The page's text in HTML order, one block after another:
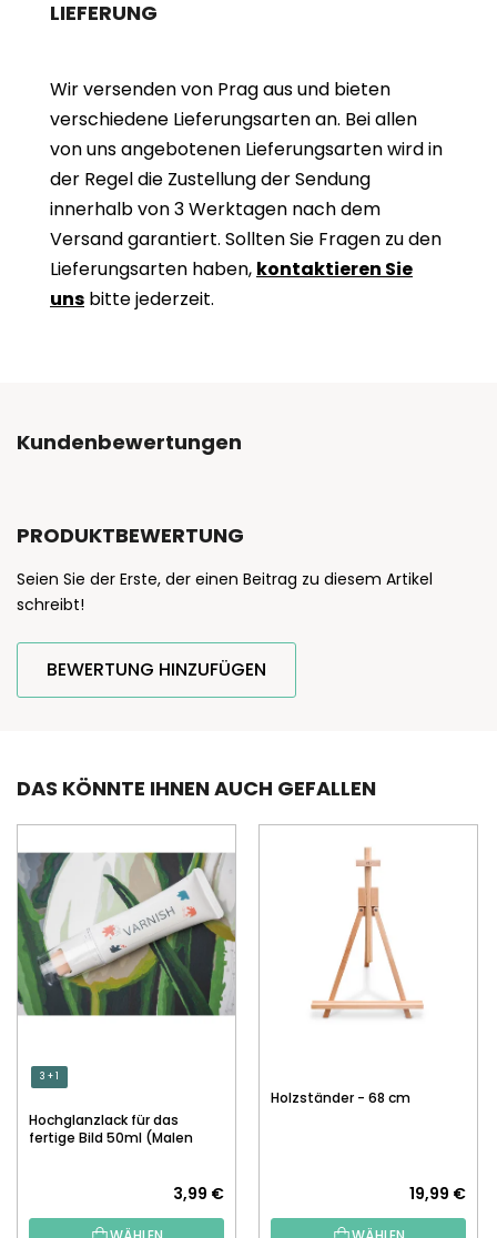
LIEFERUNG
Wir versenden von Prag aus und bieten
verschiedene Lieferungsarten an. Bei allen
von uns angebotenen Lieferungsarten wird in
der Regel die Zustellung der Sendung
innerhalb von 3 Werktagen nach dem
Versand garantiert. Sollten Sie Fragen zu den
Lieferungsarten haben, kontaktieren Sie
uns bitte jederzeit.
Kundenbewertungen
PRODUKTBEWERTUNG
Seien Sie der Erste, der einen Beitrag zu diesem Artikel
schreibt!
BEWERTUNG HINZUFÜGEN
DAS KÖNNTE IHNEN AUCH GEFALLEN
3 + 1
Hochglanzlack für das
fertige Bild 50ml (Malen
3,99 €
Holzständer - 68 cm
19,99 €